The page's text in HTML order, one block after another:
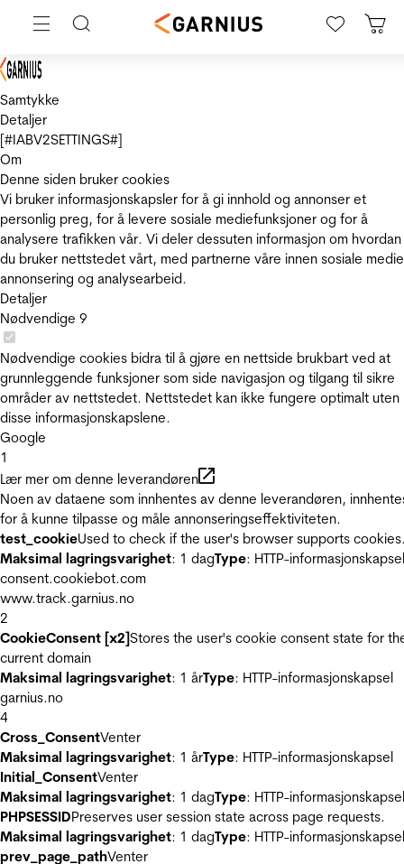
Samtykke
Detaljer
[#IABV2SETTINGS#]
Om
Denne siden bruker cookies
Vi bruker informasjonskapsler for å gi innhold og annonser et
personlig preg, for å levere sosiale mediefunksjoner og for å
analysere trafikken vår. Vi deler dessuten informasjon om hvordan
du bruker nettstedet vårt, med partnerne våre innen sosiale
annonsering og analysearbeid.
Detaljer
Nødvendige 9
Nødvendige cookies bidra til å gjøre en nettside brukbart ved at
grunnleggende funksjoner som side navigasjon og tilgang til sikre
områder av nettstedet. Nettstedet kan ikke fungere optimalt uten
disse informasjonskapslene.
Google
1
Lær mer om denne leverandøren
Noen av dataene som innhentes av denne leverandøren,
for å kunne tilpasse og måle annonseringseffektiviteten.
test_cookieUsed to check if the user's browser supports
Maksimal lagringsvarighet: 1 dagType: HTTP-informasjonskapsel
consent.cookiebot.com
www.track.garnius.no
2
CookieConsent [x2]Stores the user's cookie consent state for
current domain
Maksimal lagringsvarighet: 1 årType: HTTP-informasjonskapsel
garnius.no
4
Cross_ConsentVenter
Maksimal lagringsvarighet: 1 årType: HTTP-informasjonskapsel
Initial_ConsentVenter
Maksimal lagringsvarighet: 1 dagType: HTTP-informasjonskapsel
PHPSESSIDPreserves user session state across page requests.
Maksimal lagringsvarighet: 1 dagType: HTTP-informasjonskapsel
prev_page_pathVenter